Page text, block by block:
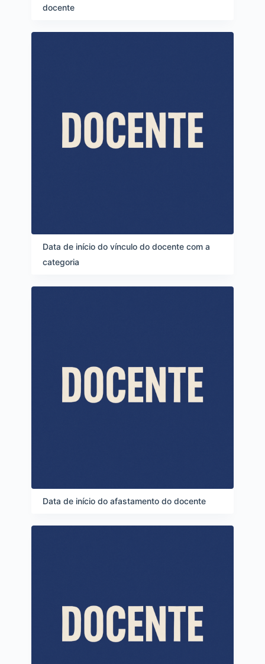
docente
Data de início do vínculo do docente com a
categoria
Data de início do afastamento do docente